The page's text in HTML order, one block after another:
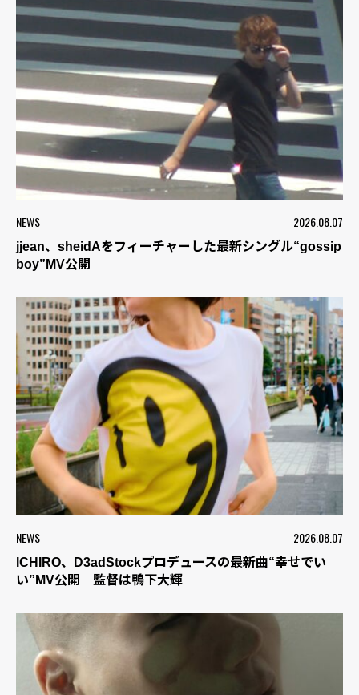
NEWS 2026.08.07
jjean、sheidAをフィーチャーした最新シングル“gossip
boy”MV公開
NEWS 2026.08.07
ICHIRO、D3adStockプロデュースの最新曲“幸せでい
い”MV公開 監督は鴨下大輝